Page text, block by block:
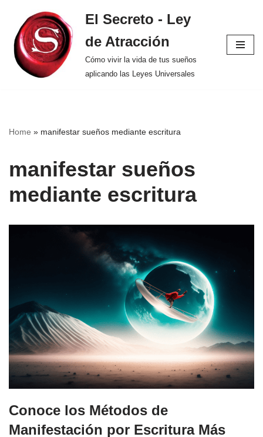
Saltar
al
contenido
El Secreto - Ley
de Atracción
Cómo vivir la vida de tus sueños
aplicando las Leyes Universales
Home » manifestar sueños mediante escritura
manifestar sueños
mediante escritura
Conoce los Métodos de
Manifestación por Escritura Más